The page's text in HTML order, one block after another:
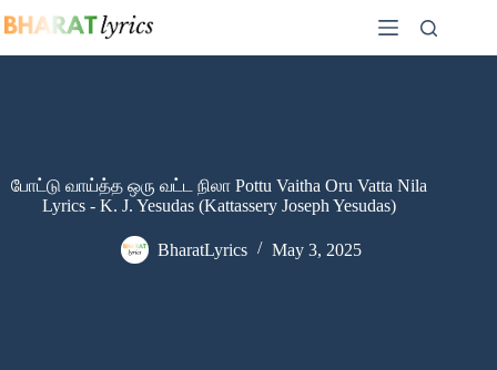
to
போட்டு வாய்த்த ஒரு வட்ட நிலா Pottu Vaitha Oru Vatta Nila
Lyrics - K. J. Yesudas (Kattassery Joseph Yesudas)
BharatLyrics May 3, 2025